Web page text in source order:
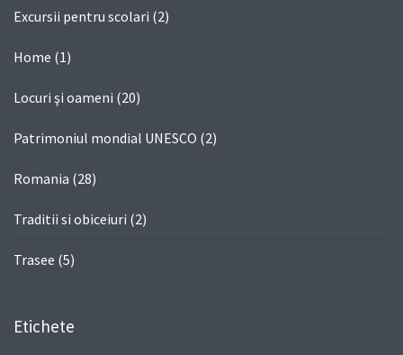
Excursii pentru scolari (2)
Home (1)
Locuri şi oameni (20)
Patrimoniul mondial UNESCO (2)
Romania (28)
Traditii si obiceiuri (2)
Trasee (5)
Etichete